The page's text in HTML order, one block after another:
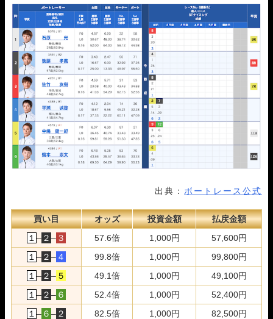
出典： ボートレース公式
買い目 オッズ 投資金額
払戻金額
１ – ２ – ３ 57.6倍 1,000円
57,600円
１ – ２ – ４ 99.8倍 1,000円
99,800円
１ – ２ – ５ 49.1倍 1,000円
49,100円
１ – ２ – ６ 52.4倍 1,000円
52,400円
１ – ６ – ２ 82.5倍 1,000円
82,500円